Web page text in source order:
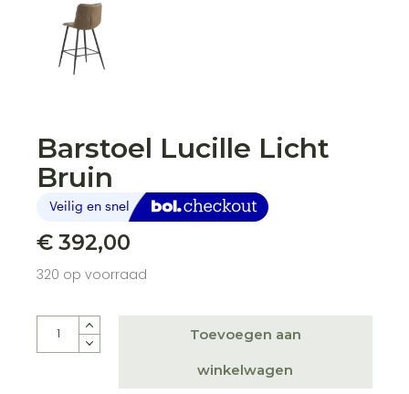
Barstoel Lucille Licht
Bruin
€ 392,00
320 op voorraad
Barstoel Lucille Licht Bruin quantity
Toevoegen aan
winkelwagen